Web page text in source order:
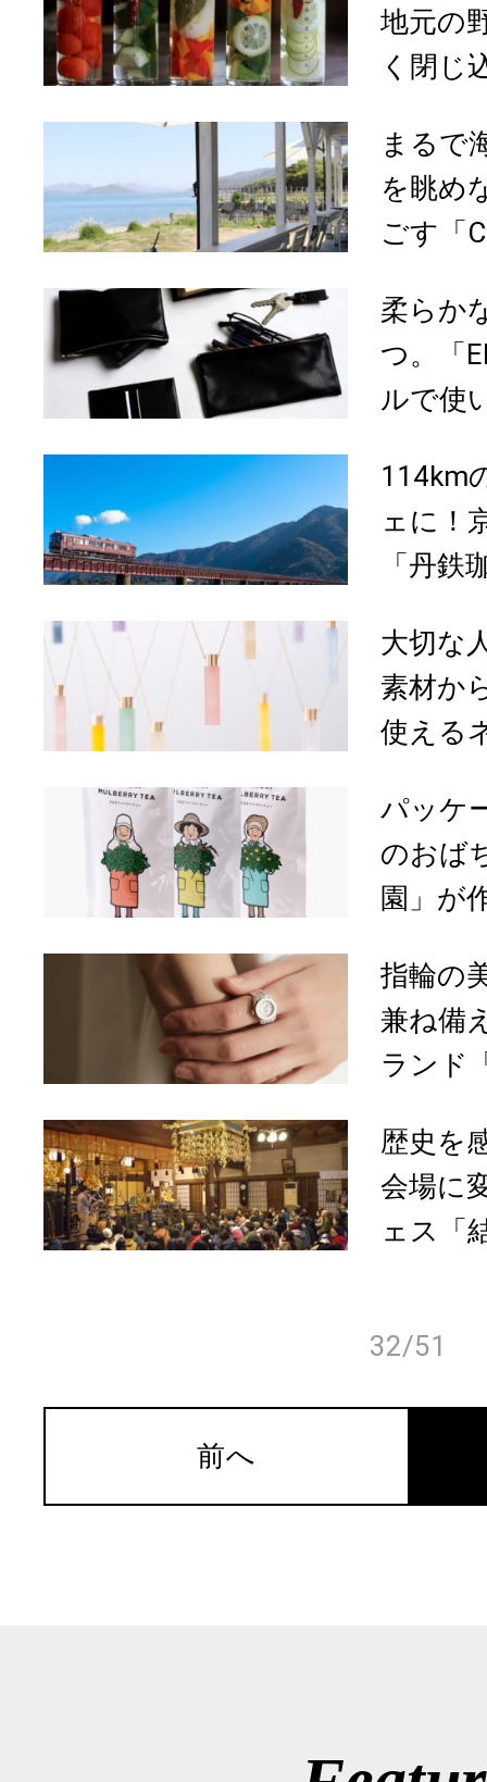
地元の
く閉じ
まるで
を眺め
ごす「
柔らか
つ。「
ルで使
114km
ェに！
「丹鉄
大切な
素材か
使える
パッケ
のおば
園」が
指輪の
兼ね備
ランド
歴史を
会場に
ェス「
32/51
前へ